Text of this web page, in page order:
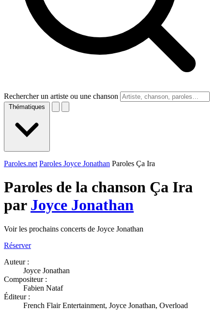
Rechercher un artiste ou une chanson
Thématiques
Paroles.net Paroles Joyce Jonathan Paroles Ça Ira
Paroles de la chanson Ça Ira
par Joyce Jonathan
Voir les prochains concerts de Joyce Jonathan
Réserver
Auteur :
Joyce Jonathan
Compositeur :
Fabien Nataf
Éditeur :
French Flair Entertainment, Joyce Jonathan, Overload